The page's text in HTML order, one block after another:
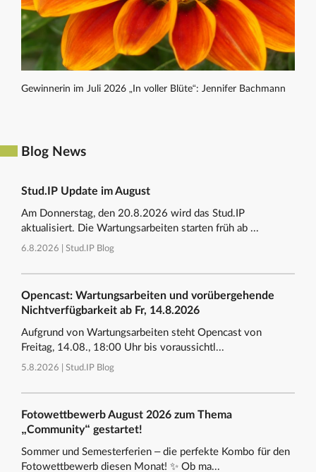
Gewinnerin im Juli 2026 „In voller Blüte“: Jennifer Bachmann
Blog News
Stud.IP Update im August
Am Donnerstag, den 20.8.2026 wird das Stud.IP
aktualisiert. Die Wartungsarbeiten starten früh ab ...
6.8.2026 | Stud.IP Blog
Opencast: Wartungsarbeiten und vorübergehende
Nichtverfügbarkeit ab Fr, 14.8.2026
Aufgrund von Wartungsarbeiten steht Opencast von
Freitag, 14.08., 18:00 Uhr bis voraussichtl...
5.8.2026 | Stud.IP Blog
Fotowettbewerb August 2026 zum Thema
„Community“ gestartet!
Sommer und Semesterferien – die perfekte Kombo für den
Fotowettbewerb diesen Monat! ✨ Ob ma...